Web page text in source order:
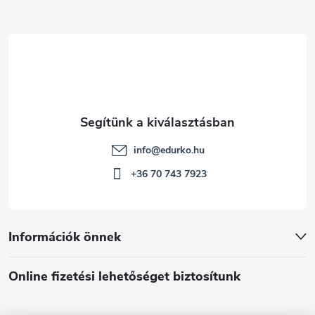
Információk önnek
Online fizetési lehetőséget biztosítunk
info@edurko.hu
+36 70 743 7923